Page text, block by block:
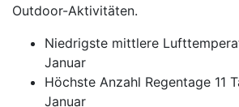
Outdoor-Aktivitäten.
Niedrigste mittlere
Januar
Höchste Anzahl Regentage 11
Januar